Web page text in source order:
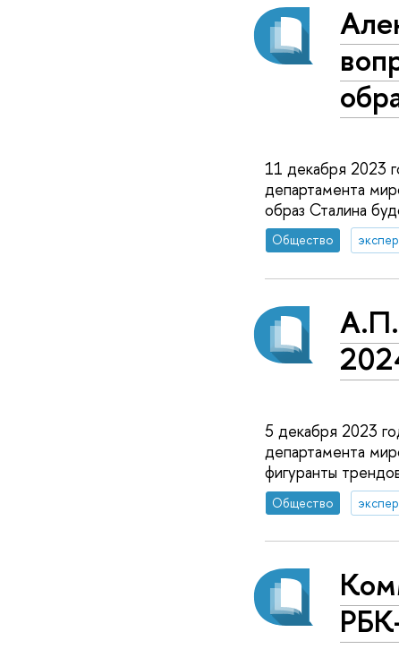
11 декабря 2023
департамента
образ Сталина
Общество
А.П.
5 декабря 2023
департамента
фигуранты
Общество